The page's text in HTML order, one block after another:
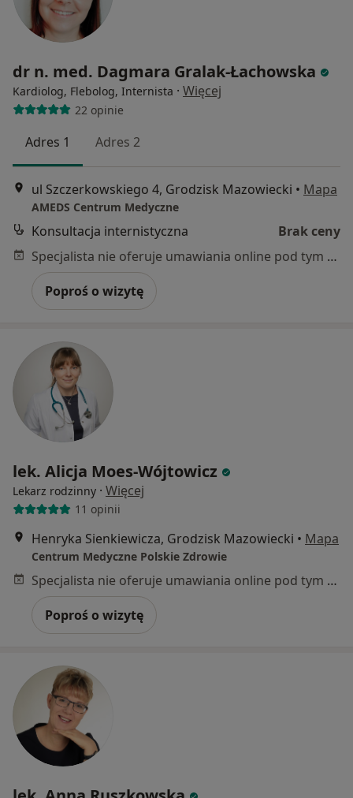
dr n. med. Dagmara Gralak-Łachowska
Kardiolog, Flebolog, Internista · Więcej
22 opinie
Adres 1 Adres 2
ul Szczerkowskiego 4, Grodzisk Mazowiecki • Mapa
AMEDS Centrum Medyczne
Konsultacja internistyczna
Brak ceny
Specjalista nie oferuje umawiania online pod tym adresem.
Poproś o wizytę
lek. Alicja Moes-Wójtowicz
Lekarz rodzinny · Więcej
11 opinii
Henryka Sienkiewicza, Grodzisk Mazowiecki • Mapa
Centrum Medyczne Polskie Zdrowie
Specjalista nie oferuje umawiania online pod tym adresem.
Poproś o wizytę